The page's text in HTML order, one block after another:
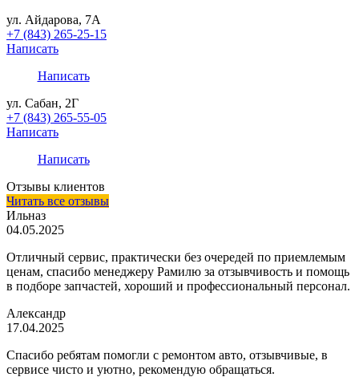
ул. Айдарова, 7А
+7 (843) 265-25-15
Написать
Написать
ул. Сабан, 2Г
+7 (843) 265-55-05
Написать
Написать
Отзывы клиентов
Читать все отзывы
Ильназ
04.05.2025
Отличный сервис, практически без очередей по приемлемым
ценам, спасибо менеджеру Рамилю за отзывчивость и помощь
в подборе запчастей, хороший и профессиональный персонал.
Александр
17.04.2025
Спасибо ребятам помогли с ремонтом авто, отзывчивые, в
сервисе чисто и уютно, рекомендую обращаться.